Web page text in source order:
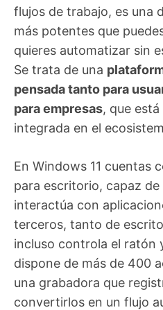
flujos de trabajo, es una
más potentes que
quieres automatizar sin
Se trata de una
pensada tanto para
para empresas, que
integrada en el
En Windows 11 cuentas
para escritorio, capaz de
interactúa con
terceros, tanto de
incluso controla el ratón
dispone de más de 400
una grabadora que
convertirlos en un flujo